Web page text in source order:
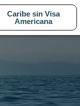
Caribe sin Visa
Americana